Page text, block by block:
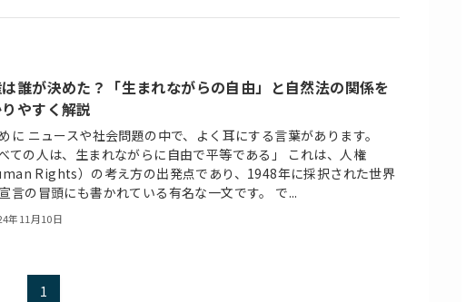
誰が決めた？「生まれながらの自由」と自然法の関係を
やすく解説
に ニュースや社会問題の中で、よく耳にする言葉があります。
ての人は、生まれながらに自由で平等である」 これは、人権
Rights）の考え方の出発点であり、1948年に採択された世界
言の冒頭にも書かれている有名な一文です。 で...
年11月10日
1